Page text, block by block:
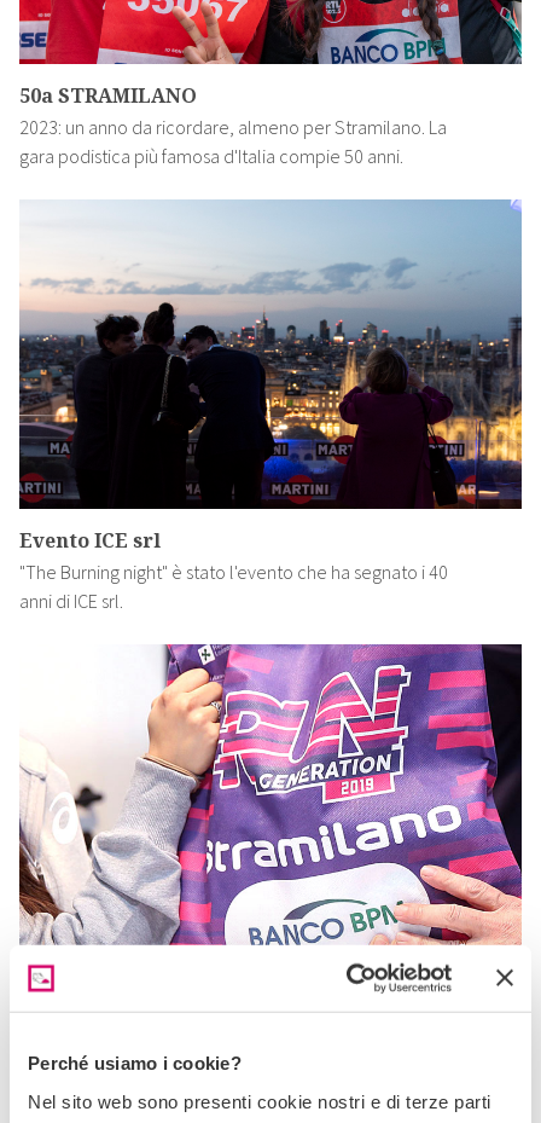
Perché usiamo i cookie?
Nel sito web sono presenti cookie nostri e di terze parti
50a STRAMILANO
2023: un anno da ricordare, almeno per Stramilano. La
gara podistica più famosa d'Italia compie 50 anni.
Evento ICE srl
"The Burning night" è stato l'evento che ha segnato i 40
anni di ICE srl.
Stramilano 2019
Tutta la comunicazione on e offline del più grande evento